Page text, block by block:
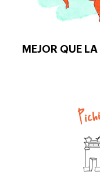
MEJOR QUE